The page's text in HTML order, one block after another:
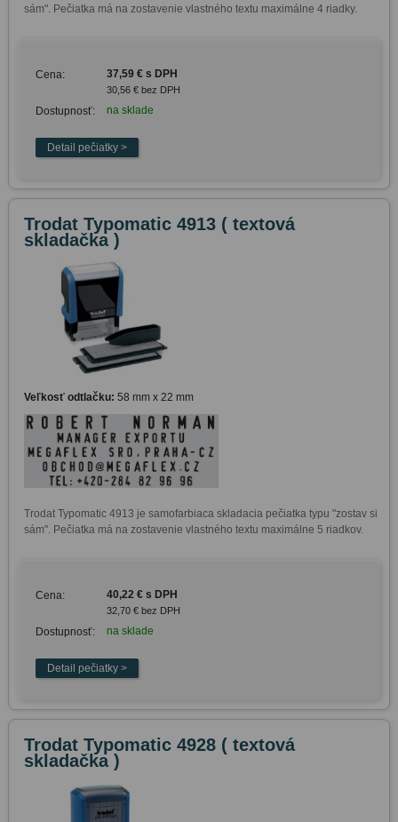
sám". Pečiatka má na zostavenie vlastného textu maximálne 4 riadky.
Cena: 37,59 € s DPH
30,56 € bez DPH
Dostupnosť: na sklade
Trodat Typomatic 4913 ( textová
skladačka )
Veľkosť odtlačku: 58 mm x 22 mm
Trodat Typomatic 4913 je samofarbiaca skladacia pečiatka typu "zostav si
sám". Pečiatka má na zostavenie vlastného textu maximálne 5 riadkov.
Cena: 40,22 € s DPH
32,70 € bez DPH
Dostupnosť: na sklade
Trodat Typomatic 4928 ( textová
skladačka )